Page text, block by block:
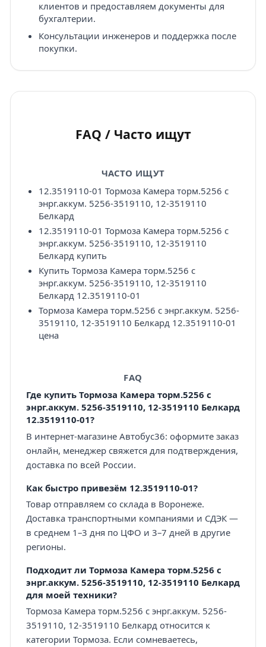
клиентов и предоставляем документы для
бухгалтерии.
Консультации инженеров и поддержка после
покупки.
FAQ / Часто ищут
ЧАСТО ИЩУТ
12.3519110-01 Тормоза Камера торм.5256 с
энрг.аккум. 5256-3519110, 12-3519110
Белкард
12.3519110-01 Тормоза Камера торм.5256 с
энрг.аккум. 5256-3519110, 12-3519110
Белкард купить
Купить Тормоза Камера торм.5256 с
энрг.аккум. 5256-3519110, 12-3519110
Белкард 12.3519110-01
Тормоза Камера торм.5256 с энрг.аккум. 5256-
3519110, 12-3519110 Белкард 12.3519110-01
цена
FAQ
Где купить Тормоза Камера торм.5256 с
энрг.аккум. 5256-3519110, 12-3519110 Белкард
12.3519110-01?
В интернет-магазине Автобус36: оформите заказ
онлайн, менеджер свяжется для подтверждения,
доставка по всей России.
Как быстро привезём 12.3519110-01?
Товар отправляем со склада в Воронеже.
Доставка транспортными компаниями и СДЭК —
в среднем 1–3 дня по ЦФО и 3–7 дней в другие
регионы.
Подходит ли Тормоза Камера торм.5256 с
энрг.аккум. 5256-3519110, 12-3519110 Белкард
для моей техники?
Тормоза Камера торм.5256 с энрг.аккум. 5256-
3519110, 12-3519110 Белкард относится к
категории Тормоза. Если сомневаетесь,